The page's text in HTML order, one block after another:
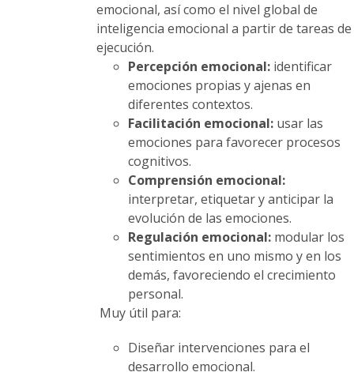
emocional, así como el nivel global de
inteligencia emocional a partir de tareas de
ejecución.
Percepción emocional:identificar
emociones propias y ajenas en
diferentes contextos.
Facilitación emocional:usar las
emociones para favorecer procesos
cognitivos.
Comprensión emocional:
interpretar, etiquetar y anticipar la
evolución de las emociones.
Regulación emocional:modular los
sentimientos en uno mismo y en los
demás, favoreciendo el crecimiento
personal.
Muy útil para:
Diseñar intervenciones para el
desarrollo emocional.